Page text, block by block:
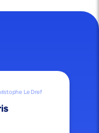
Le Dref